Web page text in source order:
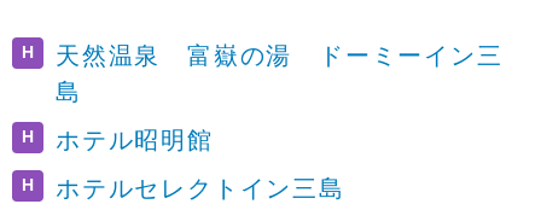
H
天然温泉 富嶽の湯 ドーミーイン三
島
H ホテル昭明館
H ホテルセレクトイン三島